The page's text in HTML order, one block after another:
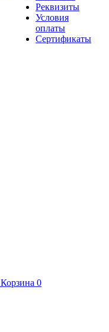
Реквизиты
Условия
оплаты
Сертификаты
Корзина 0